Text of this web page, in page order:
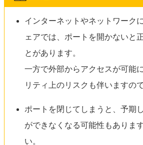
インターネットやネットワーク
ェアでは、ポートを開かないと
とがあります。
一方で外部からアクセスが可能
リティ上のリスクも伴いますの
ポートを閉じてしまうと、予期
ができなくなる可能性もありま
い。